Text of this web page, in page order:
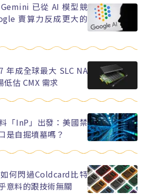
已從 AI 模型競
賣算力反成更大的
年成全球最大 SLC NA
估 CMX 需求
「InP」出發：美國禁
是自掘墳墓嗎？
何閃過Coldcard比特
意料的跟技術無關